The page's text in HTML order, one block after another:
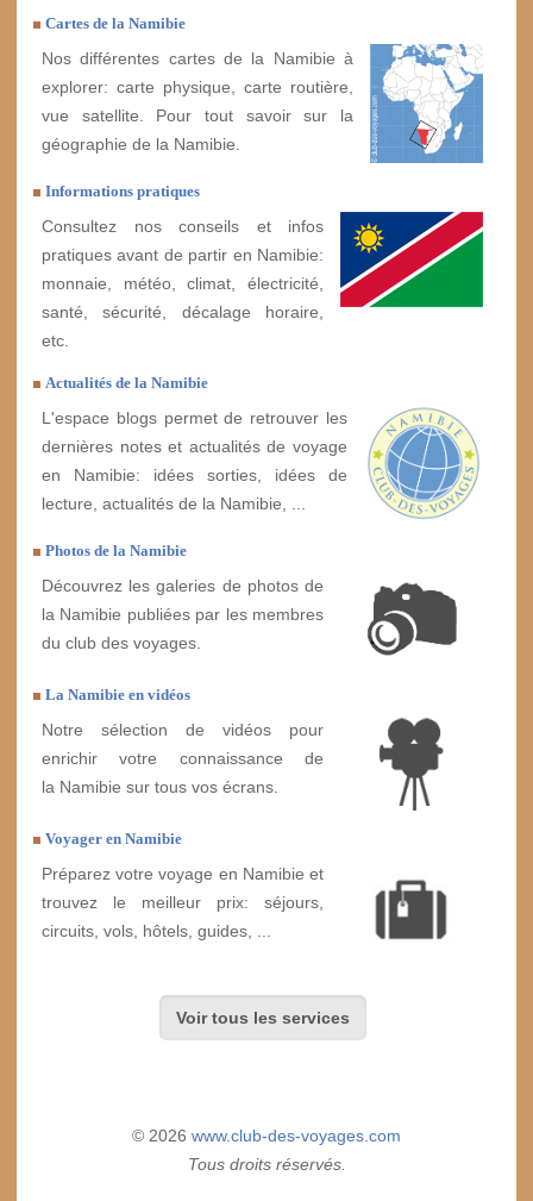
Cartes de la Namibie
Nos différentes cartes de la Namibie à
explorer: carte physique, carte routière,
vue satellite. Pour tout savoir sur la
géographie de la Namibie.
Informations pratiques
Consultez nos conseils et infos
pratiques avant de partir en Namibie:
monnaie, météo, climat, électricité,
santé, sécurité, décalage horaire,
etc.
Actualités de la Namibie
L'espace blogs permet de retrouver les
dernières notes et actualités de voyage
en Namibie: idées sorties, idées de
lecture, actualités de la Namibie, ...
Photos de la Namibie
Découvrez les galeries de photos de
la Namibie publiées par les membres
du club des voyages.
La Namibie en vidéos
Notre sélection de vidéos pour
enrichir votre connaissance de
la Namibie sur tous vos écrans.
Voyager en Namibie
Préparez votre voyage en Namibie et
trouvez le meilleur prix: séjours,
circuits, vols, hôtels, guides, ...
Voir tous les services
© 2026 www.club-des-voyages.com
Tous droits réservés.